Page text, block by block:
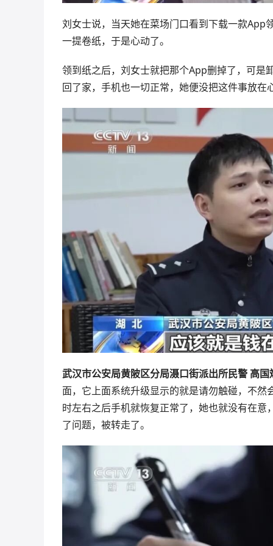
刘女士说，当天她在菜场门口看到下载一款App
一提卷纸，于是心动了。
领到纸之后，刘女士就把那个App删掉了，可是
回了家，手机也一切正常，她便没把这件事放
武汉市公安局黄陂区分局滠口街派出所民警 高国
面，它上面系统升级显示的就是请勿触碰，不
时左右之后手机就恢复正常了，她也就没有在
了问题，被转走了。